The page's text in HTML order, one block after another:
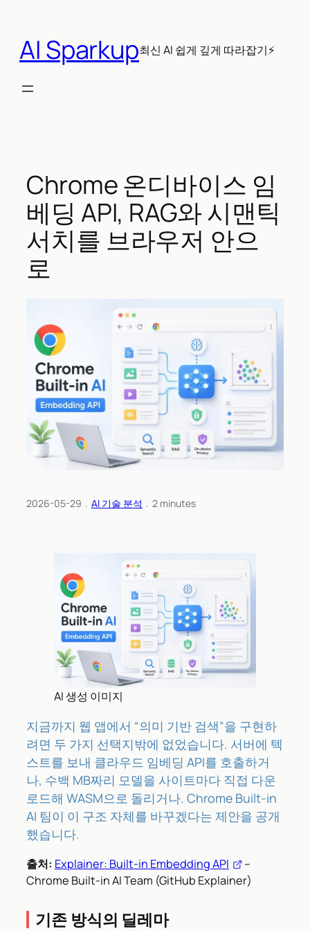
AI Sparkup최신 AI 쉽게 깊게 따라잡기⚡
Chrome 온디바이스 임
베딩 API, RAG와 시맨틱
서치를 브라우저 안으
로
2026-05-29 ﹒ AI 기술 분석 ﹒ 2 minutes
AI 생성 이미지
지금까지 웹 앱에서 “의미 기반 검색”을 구현하
려면 두 가지 선택지밖에 없었습니다. 서버에 텍
스트를 보내 클라우드 임베딩 API를 호출하거
나, 수백 MB짜리 모델을 사이트마다 직접 다운
로드해 WASM으로 돌리거나. Chrome Built-in
AI 팀이 이 구조 자체를 바꾸겠다는 제안을 공개
했습니다.
출처: Explainer: Built-in Embedding API
–
Chrome Built-in AI Team (GitHub Explainer)
기존 방식의 딜레마